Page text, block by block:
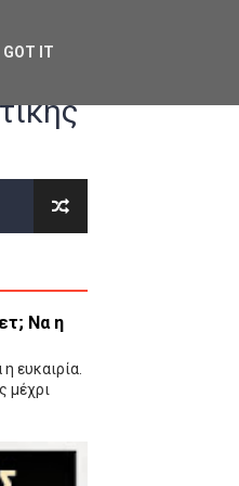
ΜΕΤΑΓΡΑΦΩΝ ΤΗΣ
Να η
ευκαιρία.
μέχρι
GOT IT